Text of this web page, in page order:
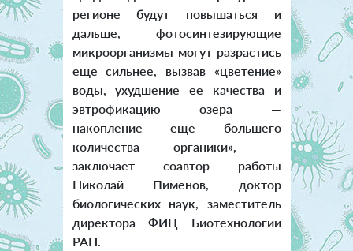
регионе будут повышаться и
дальше, фотосинтезирующие
микроорганизмы могут разрастись
еще сильнее, вызвав «цветение»
воды, ухудшение ее качества и
эвтрофикацию озера —
накопление еще большего
количества органики», —
заключает соавтор работы
Николай Пименов, доктор
биологических наук, заместитель
директора ФИЦ Биотехнологии
РАН.